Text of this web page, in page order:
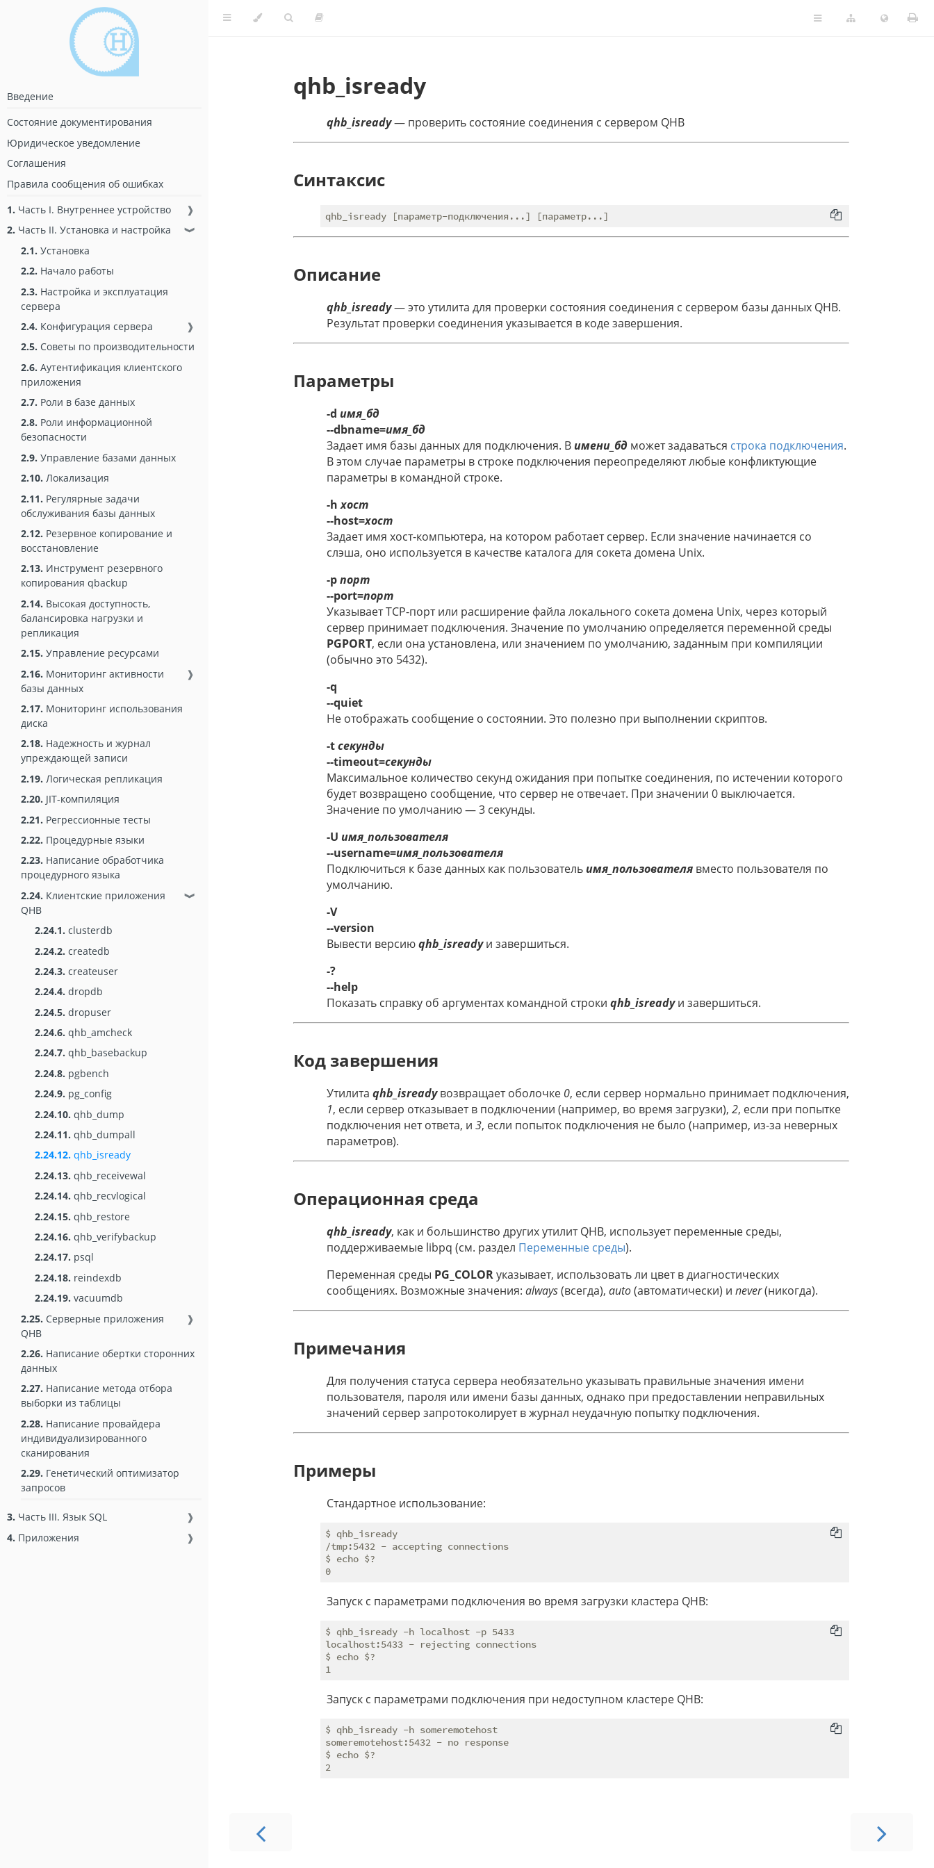
Введение
Состояние документирования
Юридическое уведомление
Соглашения
Правила сообщения об ошибках
1. Часть I. Внутреннее устройство
❱
2. Часть II. Установка и настройка ❱
2.1. Установка
2.2. Начало работы
2.3. Настройка и эксплуатация
сервера
2.4. Конфигурация сервера
❱
2.5. Советы по производительности
2.6. Аутентификация клиентского
приложения
2.7. Роли в базе данных
2.8. Роли информационной
безопасности
2.9. Управление базами данных
2.10. Локализация
2.11. Регулярные задачи
обслуживания базы данных
2.12. Резервное копирование и
восстановление
2.13. Инструмент резервного
копирования qbackup
2.14. Высокая доступность,
балансировка нагрузки и
репликация
2.15. Управление ресурсами
2.16. Мониторинг активности
базы данных
❱
2.17. Мониторинг использования
диска
2.18. Надежность и журнал
упреждающей записи
2.19. Логическая репликация
2.20. JIT-компиляция
2.21. Регрессионные тесты
2.22. Процедурные языки
2.23. Написание обработчика
процедурного языка
2.24. Клиентские приложения
QHB
❱
2.24.1. clusterdb
2.24.2. createdb
2.24.3. createuser
2.24.4. dropdb
2.24.5. dropuser
2.24.6. qhb_amcheck
2.24.7. qhb_basebackup
2.24.8. pgbench
2.24.9. pg_config
2.24.10. qhb_dump
2.24.11. qhb_dumpall
2.24.12. qhb_isready
2.24.13. qhb_receivewal
2.24.14. qhb_recvlogical
2.24.15. qhb_restore
2.24.16. qhb_verifybackup
2.24.17. psql
2.24.18. reindexdb
2.24.19. vacuumdb
2.25. Серверные приложения
QHB
❱
2.26. Написание обертки сторонних
данных
2.27. Написание метода отбора
выборки из таблицы
2.28. Написание провайдера
индивидуализированного
сканирования
2.29. Генетический оптимизатор
запросов
3. Часть III. Язык SQL
❱
4. Приложения ❱
qhb_isready
qhb_isready— проверить состояние соединения с сервером QHB
Синтаксис
Описание
qhb_isready— это утилита для проверки состояния соединения с сервером базы данных QHB.
Результат проверки соединения указывается в коде завершения.
Параметры
-d имя_бд
--dbname=имя_бд
Задает имя базы данных для подключения. В имени_бд может задаваться строка подключения.
В этом случае параметры в строке подключения переопределяют любые конфликтующие
параметры в командной строке.
-hхост
--host=хост
Задает имя хост-компьютера, на котором работает сервер. Если значение начинается со
слэша, оно используется в качестве каталога для сокета домена Unix.
-pпорт
--port=порт
Указывает TCP-порт или расширение файла локального сокета домена Unix, через который
сервер принимает подключения. Значение по умолчанию определяется переменной среды
PGPORT, если она установлена, или значением по умолчанию, заданным при компиляции
(обычно это 5432).
-q
--quiet
Не отображать сообщение о состоянии. Это полезно при выполнении скриптов.
-tсекунды
--timeout=секунды
Максимальное количество секунд ожидания при попытке соединения, по истечении которого
будет возвращено сообщение, что сервер не отвечает. При значении 0 выключается.
Значение по умолчанию — 3 секунды.
-U имя_пользователя
--username=имя_пользователя
Подключиться к базе данных как пользователь имя_пользователя вместо пользователя по
умолчанию.
-V
--version
Вывести версиюqhb_isreadyи завершиться.
-?
--help
Показать справку об аргументах командной строки qhb_isreadyи завершиться.
Код завершения
Утилита qhb_isreadyвозвращает оболочке 0, если сервер нормально принимает подключения,
1, если сервер отказывает в подключении (например, во время загрузки), 2, если при попытке
подключения нет ответа, и 3, если попыток подключения не было (например, из-за неверных
параметров).
Операционная среда
qhb_isready, как и большинство других утилит QHB, использует переменные среды,
поддерживаемые libpq (см. раздел Переменные среды).
Переменная среды PG_COLORуказывает, использовать ли цвет в диагностических
сообщениях. Возможные значения: always(всегда), auto(автоматически) и never(никогда).
Примечания
Для получения статуса сервера необязательно указывать правильные значения имени
пользователя, пароля или имени базы данных, однако при предоставлении неправильных
значений сервер запротоколирует в журнал неудачную попытку подключения.
Примеры
Стандартное использование:
$ qhb_isready
/tmp:5432 - accepting connections
$ echo $?
Запуск с параметрами подключения во время загрузки кластера QHB:
$ qhb_isready -h localhost -p 5433
localhost:5433 - rejecting connections
$ echo $?
Запуск с параметрами подключения при недоступном кластере QHB:
$ qhb_isready -h someremotehost
someremotehost:5432 - no response
$ echo $?